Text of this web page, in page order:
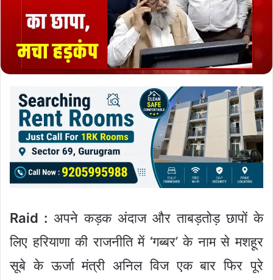
Raid : अपने कड़क अंदाज और ताबड़तोड़ छापों के
लिए हरियाणा की राजनीति में ‘गब्बर’ के नाम से मशहूर
सूबे के ऊर्जा मंत्री अनिल विज एक बार फिर पूरे